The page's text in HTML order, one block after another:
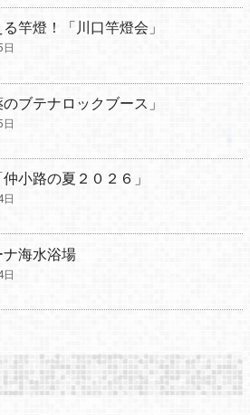
竿燈！「川口竿燈会」
のブテナロックブース」
仲小路の夏２０２６」
海水浴場